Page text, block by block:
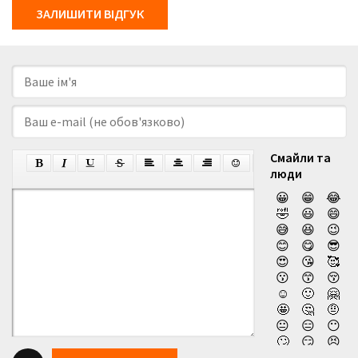
ЗАЛИШИТИ ВІДГУК
Смайли та
люди
😀
😁
😂
🤣
😃
😄
😅
😆
😉
😊
😋
😎
😍
😘
🥰
😗
😙
😚
☺️
🙂
🤗
🤩
🤔
🤨
😐
😑
😶
🙄
😏
😣